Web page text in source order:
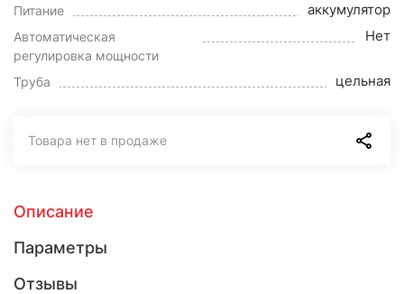
Питание аккумулятор
Автоматическая
регулировка мощности
Нет
Труба цельная
Товара нет в продаже
Описание
Параметры
Отзывы